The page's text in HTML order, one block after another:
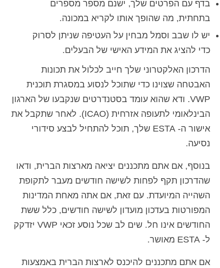
בדף עם הפרטים שלך, ישנם מספר מספרים
בתחתית, מה שהופך אותו לקריא במכונה.
יש לו שבב וסמל מבחין על העטיפה שניתן לסרוק
כדי להציג את המידע האישי של הבעלים.
הדרכון האלקטרוני שלך חייב לכלול את תכונות
האבטחה שצוינו כדי שתוכל לנסוע במסגרת תוכנית
VWP. ודא שהוא עומד בסטנדרטים שנקבעו של הארגון
הבינלאומי לתעופה אזרחית (ICAO). לאחר שתקבל את
אישור ה- ESTA שלך, תוכל להתחיל לבצע סידורי
נסיעה.
בנוסף, אם אתם מתכננים יציאה מארצות הברית, ודאו
שהדרכון תקף לפחות לשישה חודשים מעבר לתקופת
השהייה המיועדת. עם זאת, אם אתה מאחת המדינות
המפורטות בעדכון מועדון לשישה חודשים, כלל ששת
החודשים אינו חל. שים לב שכל נוסע זכאי VWP יזדקק
ל- ESTA מאושר.
אם אתם מתכננים להיכנס לארצות הברית באמצעות